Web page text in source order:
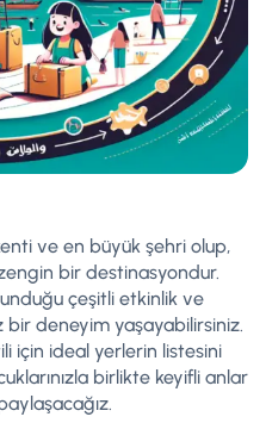
ve en büyük şehri olup,
bir destinasyondur.
çeşitli etkinlik ve
deneyim yaşayabilirsiniz.
için ideal yerlerin listesini
birlikte keyifli anlar